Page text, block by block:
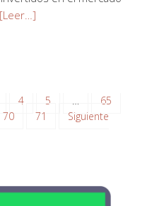
[Leer…]
4 5
65
70 71
Siguiente